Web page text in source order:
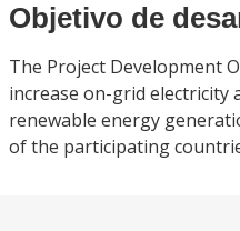
Objetivo de
The Project Development
increase on-grid electricity
renewable energy
of the participating